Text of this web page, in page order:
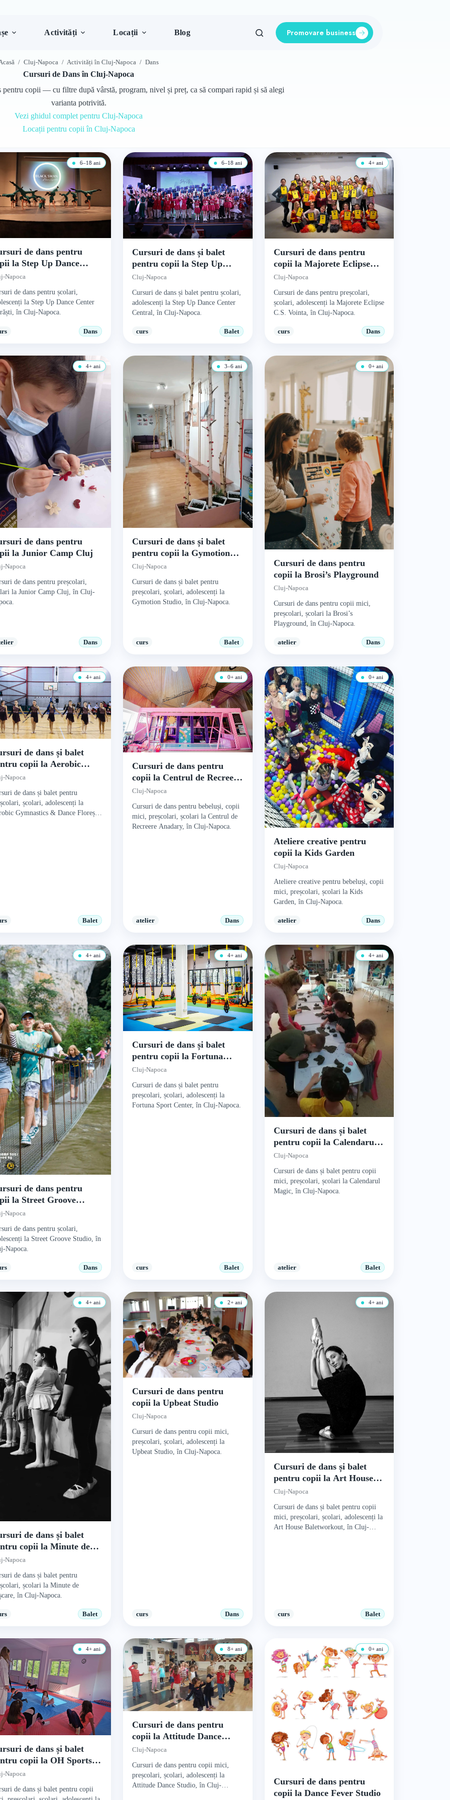
Activități Locații Blog Promovare business
/ Cluj-Napoca / Activități în Cluj-Napoca / Dans
Cursuri de Dans în Cluj-Napoca
copii — cu filtre după vârstă, program, nivel și preț, ca să compari rapid și să alegi
varianta potrivită.
Vezi ghidul complet pentru Cluj-Napoca
Locații pentru copii în Cluj-Napoca
6–18 ani
de dans pentru
la Step Up Dance
Mărăști
Napoca
de dans pentru școlari,
la Step Up Dance Center
în Cluj-Napoca.
Dans
6–18 ani
Cursuri de dans și balet
pentru copii la Step Up
Dance Center Central
Cluj-Napoca
Cursuri de dans și balet pentru școlari,
adolescenți la Step Up Dance Center
Central, în Cluj-Napoca.
curs Balet
4+ ani
Cursuri de dans pentru
copii la Majorete Eclipse
C.S. Vointa
Cluj-Napoca
Cursuri de dans pentru preșcolari,
școlari, adolescenți la Majorete Eclipse
C.S. Vointa, în Cluj-Napoca.
curs Dans
4+ ani
de dans pentru
la Junior Camp Cluj
Napoca
de dans pentru preșcolari,
la Junior Camp Cluj, în Cluj-
Dans
3–6 ani
Cursuri de dans și balet
pentru copii la Gymotion
Studio
Cluj-Napoca
Cursuri de dans și balet pentru
preșcolari, școlari, adolescenți la
Gymotion Studio, în Cluj-Napoca.
curs Balet
0+ ani
Cursuri de dans pentru
copii la Brosi’s Playground
Cluj-Napoca
Cursuri de dans pentru copii mici,
preșcolari, școlari la Brosi’s
Playground, în Cluj-Napoca.
atelier Dans
4+ ani
de dans și balet
copii la Aerobic
& Dance
Napoca
de dans și balet pentru
școlari, adolescenți la
Gymnastics & Dance Florești,
Balet
0+ ani
Cursuri de dans pentru
copii la Centrul de Recreere
Anadary
Cluj-Napoca
Cursuri de dans pentru bebeluși, copii
mici, preșcolari, școlari la Centrul de
Recreere Anadary, în Cluj-Napoca.
atelier Dans
0+ ani
Ateliere creative pentru
copii la Kids Garden
Cluj-Napoca
Ateliere creative pentru bebeluși, copii
mici, preșcolari, școlari la Kids
Garden, în Cluj-Napoca.
atelier Dans
4+ ani
de dans pentru
la Street Groove
Napoca
de dans pentru școlari,
la Street Groove Studio, în
Napoca.
Dans
4+ ani
Cursuri de dans și balet
pentru copii la Fortuna
Sport Center
Cluj-Napoca
Cursuri de dans și balet pentru
preșcolari, școlari, adolescenți la
Fortuna Sport Center, în Cluj-Napoca.
curs Balet
4+ ani
Cursuri de dans și balet
pentru copii la Calendarul
Magic
Cluj-Napoca
Cursuri de dans și balet pentru copii
mici, preșcolari, școlari la Calendarul
Magic, în Cluj-Napoca.
atelier Balet
4+ ani
de dans și balet
copii la Minute de
Napoca
de dans și balet pentru
școlari la Minute de
în Cluj-Napoca.
Balet
2+ ani
Cursuri de dans pentru
copii la Upbeat Studio
Cluj-Napoca
Cursuri de dans pentru copii mici,
preșcolari, școlari, adolescenți la
Upbeat Studio, în Cluj-Napoca.
curs Dans
4+ ani
Cursuri de dans și balet
pentru copii la Art House
Baletworkout
Cluj-Napoca
Cursuri de dans și balet pentru copii
mici, preșcolari, școlari, adolescenți la
Art House Baletworkout, în Cluj-
curs Balet
4+ ani
de dans și balet
copii la OH Sports
Napoca
de dans și balet pentru copii
8+ ani
Cursuri de dans pentru
copii la Attitude Dance
Studio
Cluj-Napoca
Cursuri de dans pentru copii mici,
preșcolari, școlari, adolescenți la
Attitude Dance Studio, în Cluj-
0+ ani
Cursuri de dans pentru
copii la Dance Fever Studio